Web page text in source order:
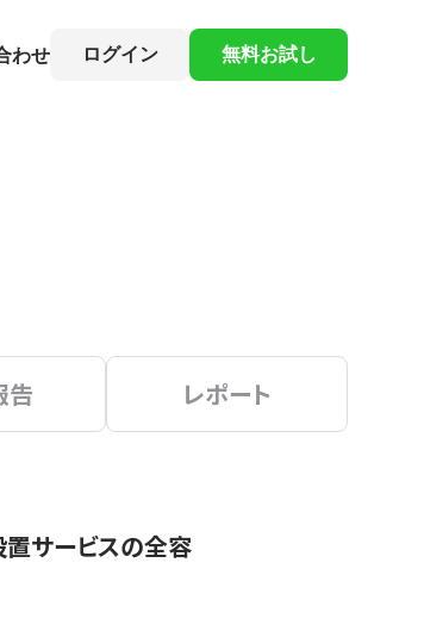
わせ ログイン 無料お試し
告 レポート
置サービスの全容